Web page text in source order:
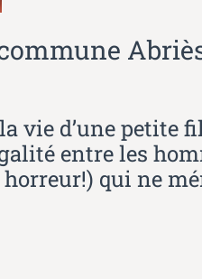
vie d’une
entre les
qui ne